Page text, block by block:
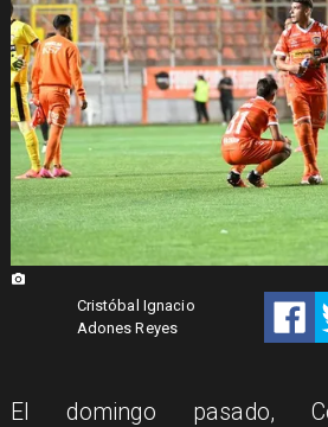
Cristóbal Ignacio
Adones Reyes
El domingo pasado,